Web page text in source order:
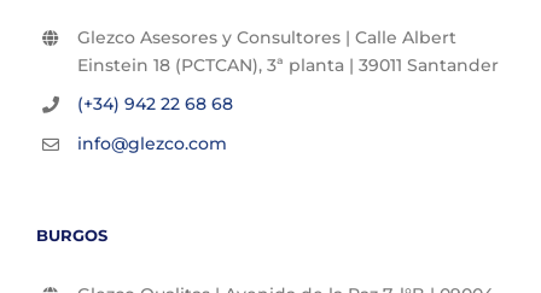
Glezco Asesores y Consultores | Calle Albert
Einstein 18 (PCTCAN), 3ª planta | 39011 Santander
(+34) 942 22 68 68
info@glezco.com
BURGOS